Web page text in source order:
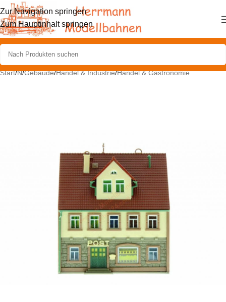
Zur Navigation springen
Zum Hauptinhalt springen
Start/N/Gebäude/Handel & Industrie/Handel & Gastronomie